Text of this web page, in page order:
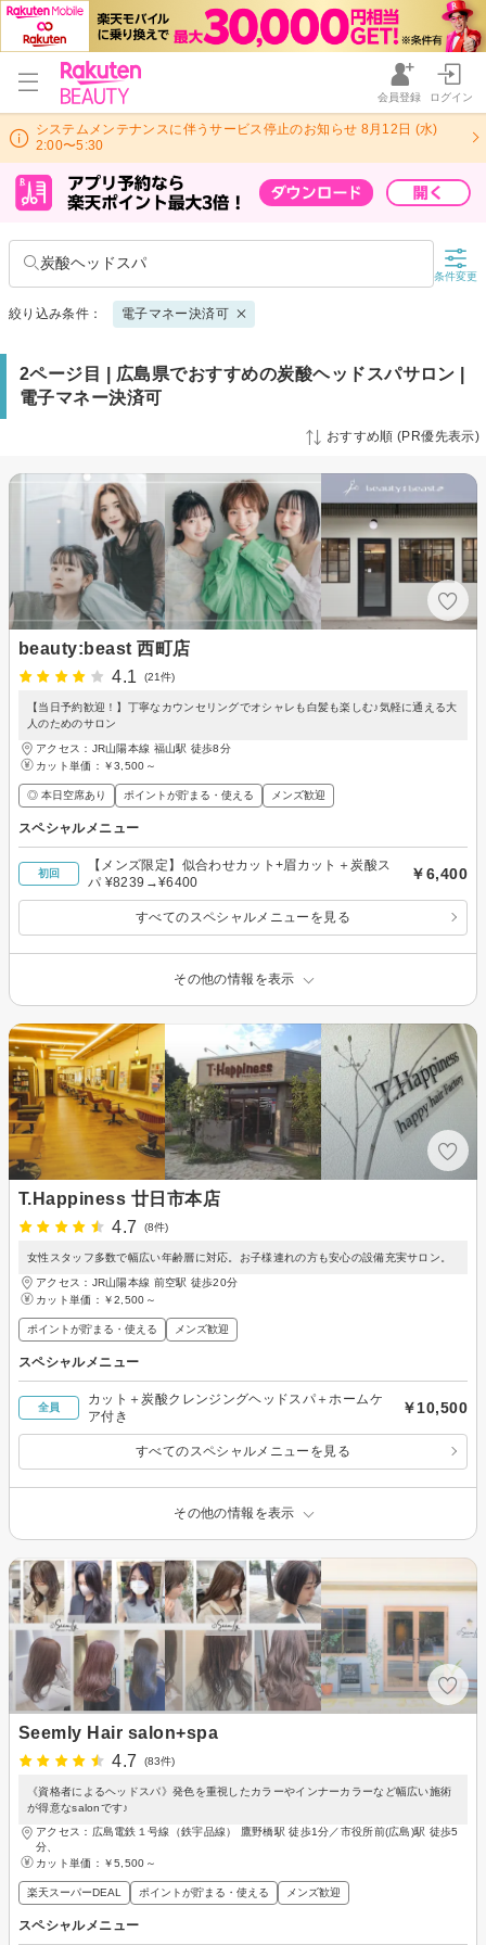
会員登録 ログイン
システムメンテナンスに伴うサービス停止のお知らせ 8月12日 (水)
2:00〜5:30
炭酸ヘッドスパ
条件変更
絞り込み条件： 電子マネー決済可
2ページ目 | 広島県でおすすめの炭酸ヘッドスパサロン |
電子マネー決済可
おすすめ順 (PR優先表示)
beauty:beast 西町店
4.1
(21件)
【当日予約歓迎！】丁寧なカウンセリングでオシャレも白髪も楽しむ♪気軽に通える大
人のためのサロン
アクセス：JR山陽本線 福山駅 徒歩8分
カット単価： ￥3,500～
◎ 本日空席あり ポイントが貯まる・使える メンズ歓迎
スペシャルメニュー
初回
【メンズ限定】似合わせカット+眉カット＋炭酸ス
パ ¥8239→¥6400
￥6,400
すべてのスペシャルメニューを見る
その他の情報を表示
T.Happiness 廿日市本店
4.7
(8件)
女性スタッフ多数で幅広い年齢層に対応。お子様連れの方も安心の設備充実サロン。
アクセス：JR山陽本線 前空駅 徒歩20分
カット単価： ￥2,500～
ポイントが貯まる・使える メンズ歓迎
スペシャルメニュー
全員
カット＋炭酸クレンジングヘッドスパ＋ホームケ
ア付き
￥10,500
すべてのスペシャルメニューを見る
その他の情報を表示
Seemly Hair salon+spa
4.7
(83件)
《資格者によるヘッドスパ》発色を重視したカラーやインナーカラーなど幅広い施術
が得意なsalonです♪
アクセス：広島電鉄１号線（鉄宇品線） 鷹野橋駅 徒歩1分／市役所前(広島)駅 徒歩5
分、
カット単価： ￥5,500～
楽天スーパーDEAL ポイントが貯まる・使える メンズ歓迎
スペシャルメニュー